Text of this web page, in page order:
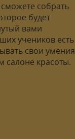
собрать
будет
вами
учеников есть
свои умения
салоне красоты.